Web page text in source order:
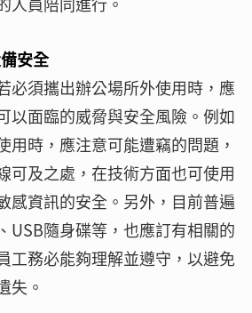
安全
必須攜出辦公場所外使用時，應
以面臨的威脅與安全風險。例如
用時，應注意可能遭竊的問題，
可及之處，在技術方面也可使用
感資訊的安全。另外，目前普遍
USB隨身碟等，也應訂有相關的
工務必能夠理解並遵守，以避免
失。